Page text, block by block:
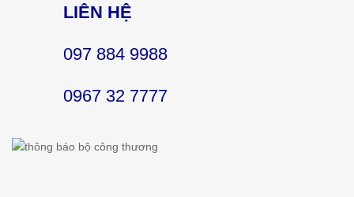
LIÊN HỆ
097 884 9988
0967 32 7777